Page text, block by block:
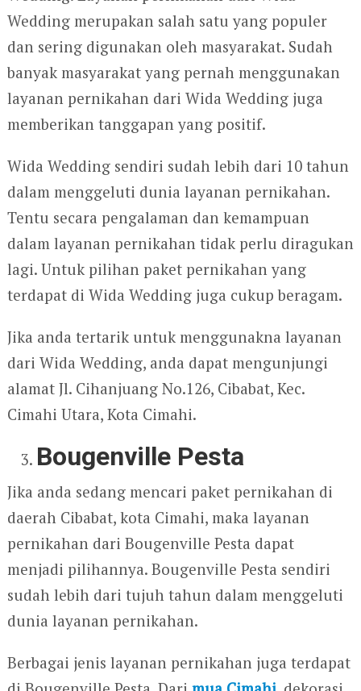
Wedding merupakan salah satu yang populer
dan sering digunakan oleh masyarakat. Sudah
banyak masyarakat yang pernah menggunakan
layanan pernikahan dari Wida Wedding juga
memberikan tanggapan yang positif.
Wida Wedding sendiri sudah lebih dari 10 tahun
dalam menggeluti dunia layanan pernikahan.
Tentu secara pengalaman dan kemampuan
dalam layanan pernikahan tidak perlu diragukan
lagi. Untuk pilihan paket pernikahan yang
terdapat di Wida Wedding juga cukup beragam.
Jika anda tertarik untuk menggunakna layanan
dari Wida Wedding, anda dapat mengunjungi
alamat Jl. Cihanjuang No.126, Cibabat, Kec.
Cimahi Utara, Kota Cimahi.
Bougenville Pesta
Jika anda sedang mencari paket pernikahan di
daerah Cibabat, kota Cimahi, maka layanan
pernikahan dari Bougenville Pesta dapat
menjadi pilihannya. Bougenville Pesta sendiri
sudah lebih dari tujuh tahun dalam menggeluti
dunia layanan pernikahan.
Berbagai jenis layanan pernikahan juga terdapat